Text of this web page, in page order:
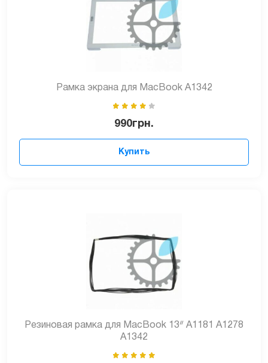
Рамка экрана для MacBook A1342
990грн.
Купить
Резиновая рамка для MacBook 13ᐥ А1181 А1278
А1342